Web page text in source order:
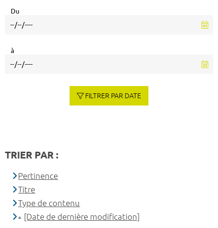
Du
à
FILTRER PAR DATE
TRIER PAR :
Pertinence
Titre
Type de contenu
[Date de dernière modification]